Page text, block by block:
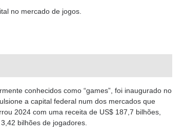
no mercado de jogos.
conhecidos como “games”, foi inaugurado no
a capital federal num dos mercados que
2024 com uma receita de US$ 187,7 bilhões,
bilhões de jogadores.